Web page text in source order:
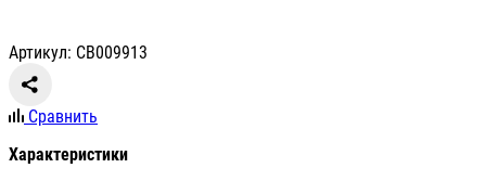
Артикул: СВ009913
Сравнить
Характеристики